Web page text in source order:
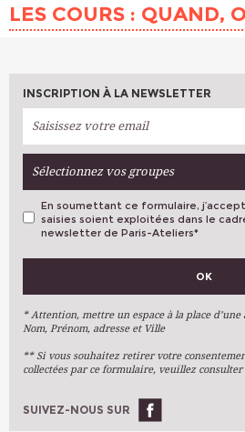
S’INSCRIRE
LES COURS : QUAND,
INSCRIPTION À LA NEWSLETTER
Sélectionnez vos groupes
VOS PRÉFÉRENCES
Arts Plastiques
Arts Du Texte
Arts Numériques
Ateliers À L'année
En soumettant ce formulaire,
saisies soient exploitées dans le
newsletter de Paris-Ateliers*
OK
* Attention, mettre un espace à la place d’une
Nom, Prénom, adresse et Ville
** Si vous souhaitez retirer votre
collectées par ce formulaire, veuillez consulter
SUIVEZ-NOUS SUR